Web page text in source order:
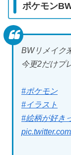
ポケモン
BWリメイク
今更2だけプ
#ポケモン
#イラスト
#絵柄が好き